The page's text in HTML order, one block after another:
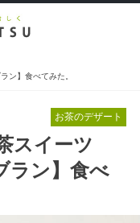
ン】食べてみた。
お茶のデザート
スイーツ
ラン】食べ